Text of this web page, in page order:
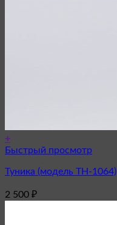
+
Быстрый просмотр
Туника (модель ТН-1064)
2 500 ₽